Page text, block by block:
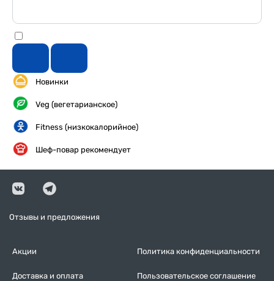
Новинки
Veg (вегетарианское)
Fitness (низкокалорийное)
Шеф-повар рекомендует
Отзывы и предложения
Акции
Доставка и оплата
Политика конфиденциальности
Пользовательское соглашение